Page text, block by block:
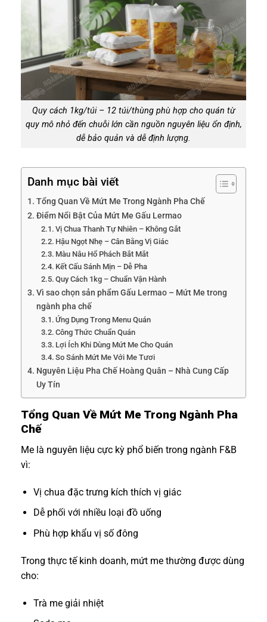
Quy cách 1kg/túi – 12 túi/thùng phù hợp cho quán từ
quy mô nhỏ đến chuỗi lớn cần nguồn nguyên liệu ổn định,
dễ bảo quản và dễ định lượng.
Danh mục bài viết
Tổng Quan Về Mứt Me Trong Ngành Pha Chế
Điểm Nổi Bật Của Mứt Me Gấu Lermao
Vị Chua Thanh Tự Nhiên – Không Gắt
Hậu Ngọt Nhẹ – Cân Bằng Vị Giác
Màu Nâu Hổ Phách Bắt Mắt
Kết Cấu Sánh Mịn – Dễ Pha
Quy Cách 1kg – Chuẩn Vận Hành
Vì sao chọn sản phẩm Gấu Lermao – Mứt Me trong
ngành pha chế
Ứng Dụng Trong Menu Quán
Công Thức Chuẩn Quán
Lợi Ích Khi Dùng Mứt Me Cho Quán
So Sánh Mứt Me Với Me Tươi
Nguyên Liệu Pha Chế Hoàng Quân – Nhà Cung Cấp
Uy Tín
Tổng Quan Về Mứt Me Trong Ngành Pha
Chế
Me là nguyên liệu cực kỳ phổ biến trong ngành F&B
vì:
Vị chua đặc trưng kích thích vị giác
Dễ phối với nhiều loại đồ uống
Phù hợp khẩu vị số đông
Trong thực tế kinh doanh, mứt me thường được dùng
cho:
Trà me giải nhiệt